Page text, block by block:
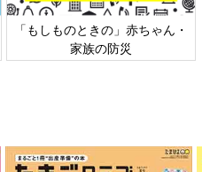
「もしものときの」赤ちゃん・
家族の防災